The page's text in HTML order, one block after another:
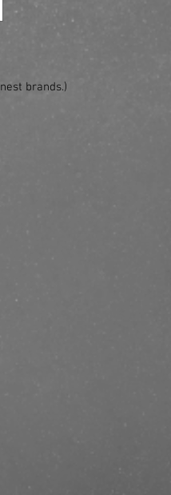
brands.)